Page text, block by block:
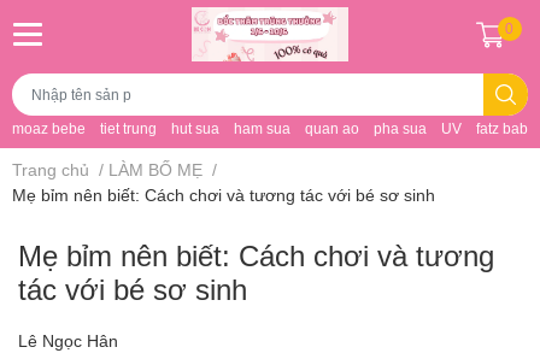
moaz bebe tiet trung hut sua ham sua quan ao pha sua UV fatz baby
0
Trang chủ / LÀM BỐ MẸ /
Mẹ bỉm nên biết: Cách chơi và tương tác với bé sơ sinh
Mẹ bỉm nên biết: Cách chơi và tương
tác với bé sơ sinh
Lê Ngọc Hân